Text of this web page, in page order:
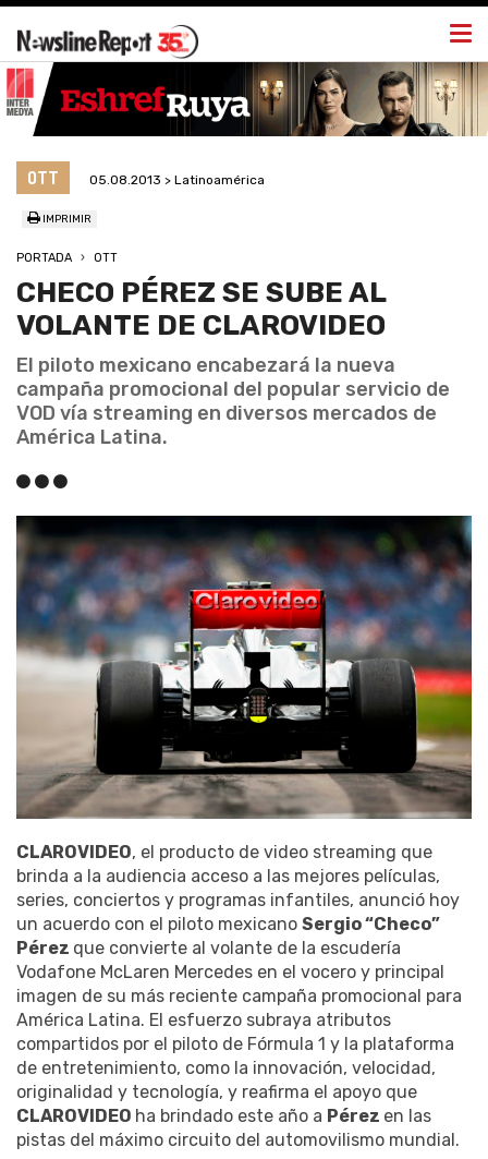
OTT 05.08.2013 > Latinoamérica
IMPRIMIR
PORTADA OTT
CHECO PÉREZ SE SUBE AL
VOLANTE DE CLAROVIDEO
El piloto mexicano encabezará la nueva
campaña promocional del popular servicio de
VOD vía streaming en diversos mercados de
América Latina.
CLAROVIDEO, el producto de video streaming que
brinda a la audiencia acceso a las mejores películas,
series, conciertos y programas infantiles, anunció hoy
un acuerdo con el piloto mexicano Sergio “Checo”
Pérez que convierte al volante de la escudería
Vodafone McLaren Mercedes en el vocero y principal
imagen de su más reciente campaña promocional para
América Latina. El esfuerzo subraya atributos
compartidos por el piloto de Fórmula 1 y la plataforma
de entretenimiento, como la innovación, velocidad,
originalidad y tecnología, y reafirma el apoyo que
CLAROVIDEO ha brindado este año a Pérez en las
pistas del máximo circuito del automovilismo mundial.